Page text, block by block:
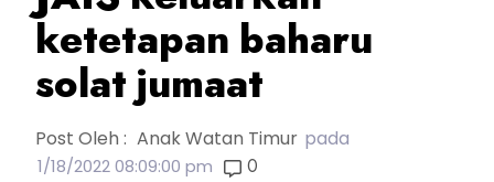
ketetapan baharu
solat jumaat
Post Oleh : Anak Watan Timur pada
1/18/2022 08:09:00 pm 0